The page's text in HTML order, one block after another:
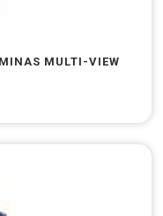
MULTI-VIEW